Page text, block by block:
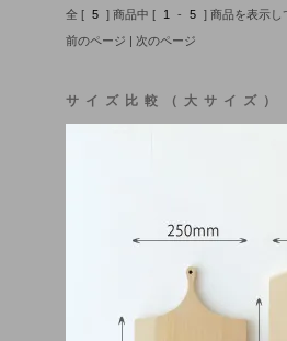
全 [ 5 ] 商品中 [ 1 - 5 ] 商品を表示し
前のページ | 次のページ
サイズ比較（大サイズ）